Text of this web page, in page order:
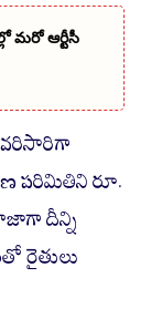
మరో ఆర్టీసీ
పరిమితిని రూ.
దీన్ని
రైతులు